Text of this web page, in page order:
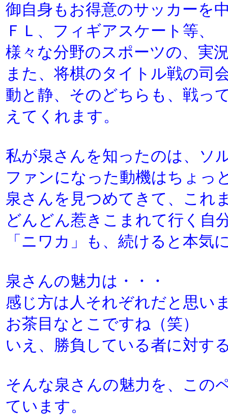
御自身もお得意のサッカーを
ＦＬ、フィギアスケート等、
様々な分野のスポーツの、実
また、将棋のタイトル戦の司
動と静、そのどちらも、戦っ
えてくれます。
私が泉さんを知ったのは、ソ
ファンになった動機はちょっ
泉さんを見つめてきて、これ
どんどん惹きこまれて行く自
「ニワカ」も、続けると本気
泉さんの魅力は・・・
感じ方は人それぞれだと思い
お茶目なとこですね（笑）
いえ、勝負している者に対す
そんな泉さんの魅力を、この
ています。